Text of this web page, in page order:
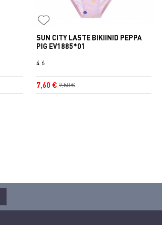
SUN CITY LASTE BIKIINID PEPPA
PIG EV1885*01
7,60 € 9,50 €
4 6